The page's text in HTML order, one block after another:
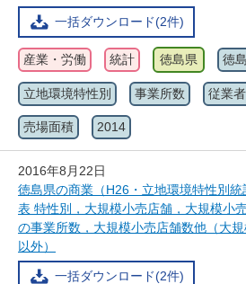
一括ダウンロード(2件)
産業・労働 統計 徳島県 徳
立地環境特性別 事業所数 従業
売場面積 2014
2016年8月22日
徳島県の商業（H26・立地環境特性別統
表 特性別，大規模小売店舗，大規模小
の事業所数，大規模小売店舗数他（大
以外）
一括ダウンロード(2件)